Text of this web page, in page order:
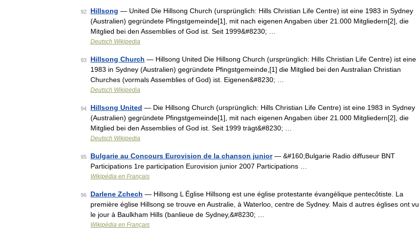
92 Hillsong — United Die Hillsong Church (ursprünglich: Hills Christian Life Centre) ist eine 1983 in Sydney
(Australien) gegründete Pfingstgemeinde[1], mit nach eigenen Angaben über 21.000 Mitgliedern[2], die
Mitglied bei den Assemblies of God ist. Seit 1999&#8230; …
Deutsch Wikipedia
93 Hillsong Church — Hillsong United Die Hillsong Church (ursprünglich: Hills Christian Life Centre) ist eine
1983 in Sydney (Australien) gegründete Pfingstgemeinde,[1] die Mitglied bei den Australian Christian
Churches (vormals Assemblies of God) ist. Eigenen&#8230; …
Deutsch Wikipedia
94 Hillsong United — Die Hillsong Church (ursprünglich: Hills Christian Life Centre) ist eine 1983 in Sydney
(Australien) gegründete Pfingstgemeinde[1], mit nach eigenen Angaben über 21.000 Mitgliedern[2], die
Mitglied bei den Assemblies of God ist. Seit 1999 trägt&#8230; …
Deutsch Wikipedia
95 Bulgarie au Concours Eurovision de la chanson junior— &#160;Bulgarie Radio diffuseur BNT
Participations 1re participation Eurovision junior 2007 Participations …
Wikipédia en Français
96 Darlene Zchech — Hillsong L Église Hillsong est une église protestante évangélique pentecôtiste. La
première église Hillsong se trouve en Australie, à Waterloo, centre de Sydney. Mais d autres églises ont vu
le jour à Baulkham Hills (banlieue de Sydney,&#8230; …
Wikipédia en Français